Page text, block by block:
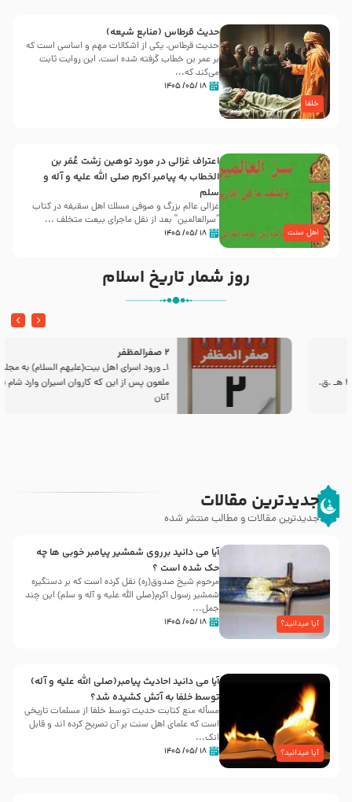
خلفا
حدیث قرطاس (منابع شیعه)
حدیث قرطاس، یکی از اشکالات مهم و اساسی است که
بر عمر بن خطاب گرفته شده است، این روایت ثابت
می‌کند که...
۱۸ /۰۵/ ۱۴۰۵
اهل سنت
اعتراف غزالی در مورد توهین زشت عُمَر بن
الخطاب به پیامبر اکرم صلی الله علیه و آله و
سلم
غزالی عالم بزرگ و صوفی مسلك اهل سقيفه در کتاب
“سرالعالمین” بعد از نقل ماجرای بیعت متخلف ...
۱۸ /۰۵/ ۱۴۰۵
روز شمار تاریخ اسلام
2 صفرالمظفر
1ـ ورود اسراى اهل بیت‌(علیهم السلام) به مجلس یزید
ملعون پس از این كه كاروان اسیران وارد شام شدند،
جدیدترین مقالات
جدیدترین مقالات و مطالب منتشر شده
آیا میدانید؟
آیا می دانید برروی شمشیر پیامبر خوبی ها چه
حک شده است ؟
مرحوم شیخ صدوق(ره) نقل کرده است که بر دستگیره
شمشیر رسول اکرم(صلی الله علیه و آله و سلم) این چند
جمل...
۱۸ /۰۵/ ۱۴۰۵
آیا میدانید؟
آیا می دانید احادیث پیامبر(صلی الله علیه و آله)
توسط خلفا به آتش کشیده شد؟
مسأله منع کتابت حدیث توسط خلفا از مسلمات تاریخی
است که علمای اهل سنت بر آن تصریح کرده اند و قابل
انک...
۱۸ /۰۵/ ۱۴۰۵